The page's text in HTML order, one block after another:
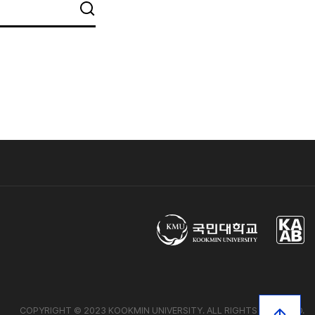
COPYRIGHT © 2023 KOOKMIN UNIVERSITY. ALL RIGHTS RESERVED.